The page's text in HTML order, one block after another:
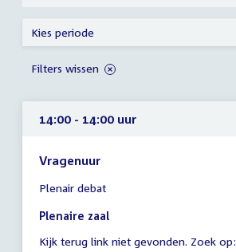
14:00 - 14:00 uur
Vragenuur
vergadering
14:00
14:00
Plenair debat
Plenaire zaal
Kijk terug link niet gevonden. Zoek op:
Kies periode
Filters wissen